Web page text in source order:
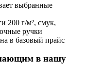
выбранные
200 г/м², смук,
ручки
в базовый прайс
в нашу